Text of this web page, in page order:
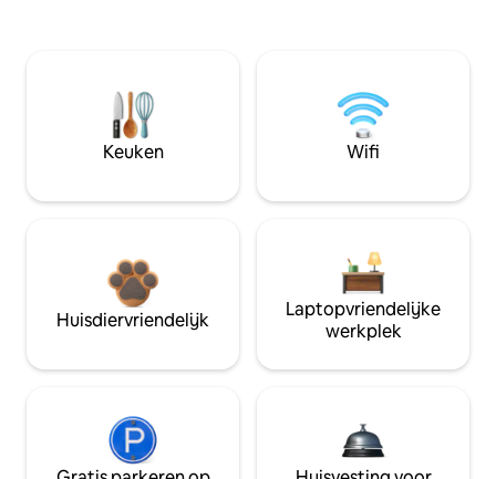
Keuken Wifi
Huisdiervriendelijk
Laptopvriendelijke
werkplek